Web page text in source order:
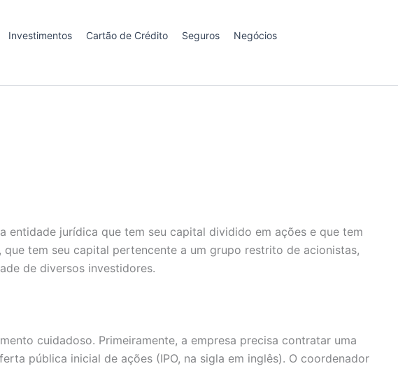
Investimentos Cartão de Crédito Seguros Negócios
entidade jurídica que tem seu capital dividido em ações e que tem
tem seu capital pertencente a um grupo restrito de acionistas,
de diversos investidores.
cuidadoso. Primeiramente, a empresa precisa contratar uma
pública inicial de ações (IPO, na sigla em inglês). O coordenador